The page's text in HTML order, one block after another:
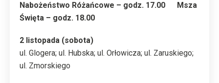
Nabożeństwo Różańcowe – godz. 17.00 Msza
Święta – godz. 18.00
2 listopada (sobota)
ul. Glogera; ul. Hubska; ul. Orłowicza; ul. Zaruskiego;
ul. Zmorskiego